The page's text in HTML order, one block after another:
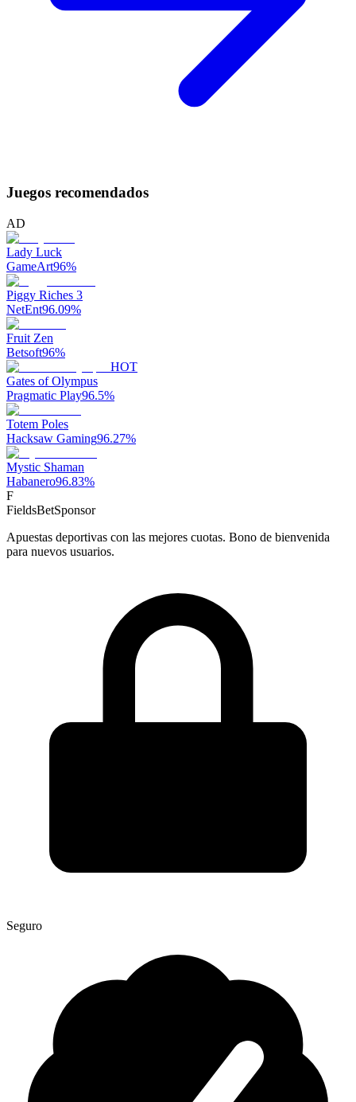
Juegos recomendados
AD
Lady Luck
GameArt96%
Piggy Riches 3
NetEnt96.09%
Fruit Zen
Betsoft96%
HOT
Gates of Olympus
Pragmatic Play96.5%
Totem Poles
Hacksaw Gaming96.27%
Mystic Shaman
Habanero96.83%
F
FieldsBetSponsor
Apuestas deportivas con las mejores cuotas. Bono de bienvenida
para nuevos usuarios.
Seguro